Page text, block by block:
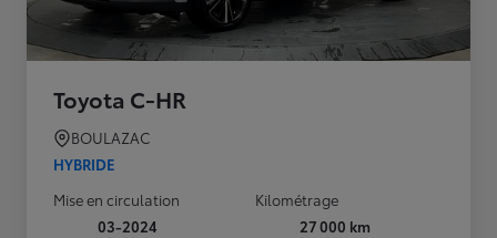
Toyota C-HR
BOULAZAC
HYBRIDE
Mise en circulation
03-2024
Kilométrage
27 000 km